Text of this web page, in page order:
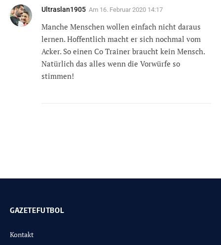
Ultraslan1905 Am 16. Februar 2020 14:17
Manche Menschen wollen einfach nicht daraus
lernen. Hoffentlich macht er sich nochmal vom
Acker. So einen Co Trainer braucht kein Mensch.
Natürlich das alles wenn die Vorwürfe so
stimmen!
GAZETEFUTBOL
Kontakt